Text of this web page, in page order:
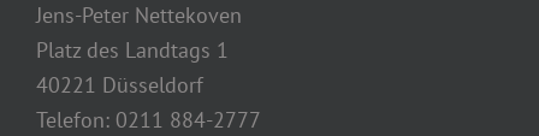
Jens-Peter Nettekoven
Platz des Landtags 1
40221 Düsseldorf
Telefon: 0211 884-2777